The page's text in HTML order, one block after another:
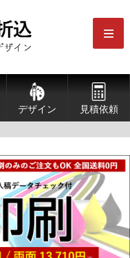
デザイン
見積依頼